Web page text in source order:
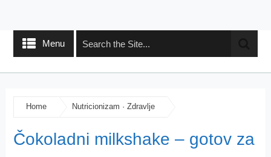
Menu
Home Nutricionizam · Zdravlje
Čokoladni milkshake – gotov za